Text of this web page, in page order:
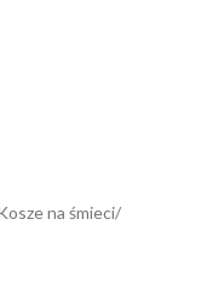
na śmieci/